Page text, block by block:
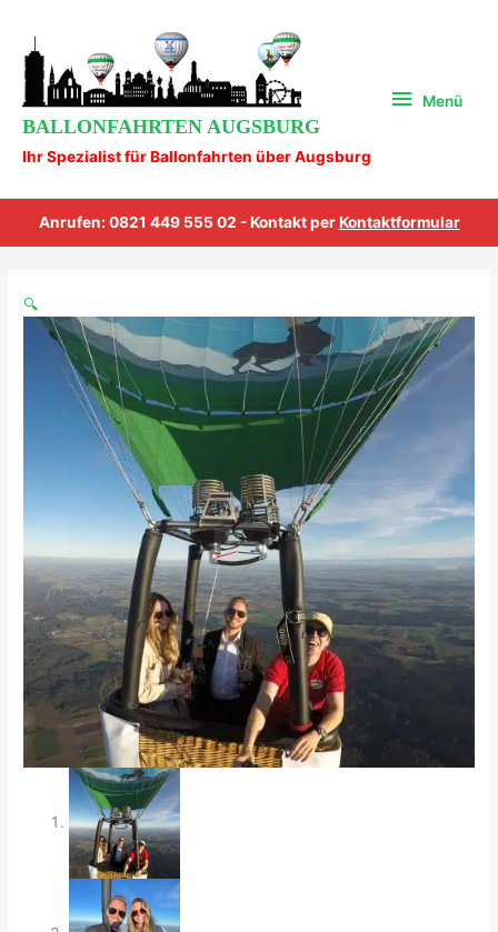
Inhalt
springen
BALLONFAHRTEN AUGSBURG
Ihr Spezialist für Ballonfahrten über Augsburg
Menü
Anrufen: 0821 449 555 02 - Kontakt perKontaktformular
🔍VIP
Ballonfahrt
Menge
Sie
alleine
im
Ballonkorb
+
Ballonpilot